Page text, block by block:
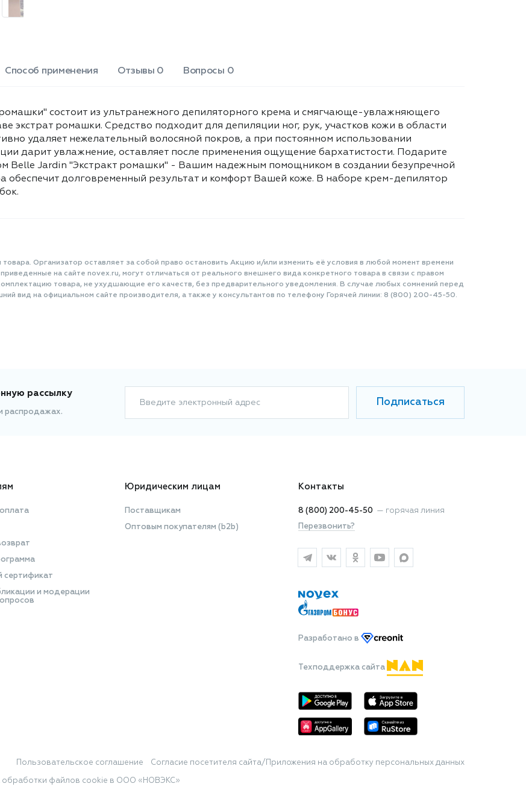
создании безупречной гладкости.
Регулярное использование набора
бальзам после депиляции 20 мл,
Способ применения Отзывы 0 Вопросы 0
состоит из ультранежного депиляторного крема и смягчающе-увлажняющего
экстрат ромашки. Средство подходит для депиляции ног, рук, участков кожи в области
удаляет нежелательный волосяной покров, а при постоянном использовании
дарит увлажнение, оставляет после применения ощущение бархатистости. Подарите
Belle Jardin "Экстракт ромашки" - Вашим надежным помощником в создании безупречной
обеспечит долговременный результат и комфорт Вашей коже. В наборе крем-депилятор
Организатор оставляет за собой право остановить Акцию и/или изменить её условия в любой момент времени
на сайте novex.ru, могут отличаться от реального внешнего вида конкретного товара в связи с правом
товара, не ухудшающие его качеств, без предварительного уведомления. В случае любых сомнений перед
вид на официальном сайте производителя, а также у консультантов по телефону Горячей линии: 8 (800) 200-45-50.
рассылку
распродажах.
Введите электронный адрес Подписаться
сертификат
и модерации
Юридическим лицам
Поставщикам
Оптовым покупателям (b2b)
Контакты
8 (800) 200-45-50 — горячая линия
Перезвонить?
Разработано в
Техподдержка сайта
Пользовательское соглашение Согласие посетителя сайта/Приложения на обработку персональных данных
обработки файлов cookie в ООО «НОВЭКС»